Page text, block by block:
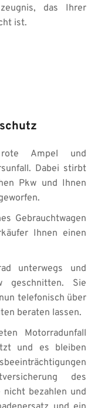
das Ihrer
ist.
Ampel und
Dabei stirbt
Pkw und Ihnen
Gebrauchtwagen
Ihnen einen
unterwegs und
geschnitten. Sie
telefonisch über
beraten lassen.
Motorradunfall
und es bleiben
des
nicht bezahlen und